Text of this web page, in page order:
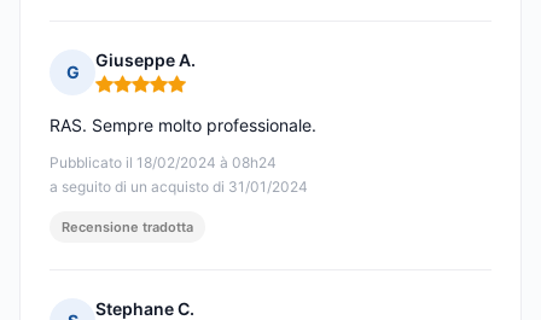
G
Giuseppe A.
Nota: 5 su 5
Pubblicato il 18/02/2024 à 08h24
a seguito di un acquisto di 31/01/2024
RAS. Sempre molto professionale.
Recensione tradotta
Stephane C.